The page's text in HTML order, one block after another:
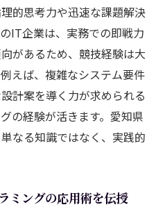
るシステムエンジニア像
グ経験者が評価される人
アの選ばれる条件と競技
重視する競技的スキル
として活躍するための
的思考力や迅速な課題解決
IT企業は、実務での即戦力
があるため、競技経験は大
えば、複雑なシステム要件
計案を導く力が求められる
の経験が活きます。愛知県
なる知識ではなく、実践的
ミングの応用術を伝授